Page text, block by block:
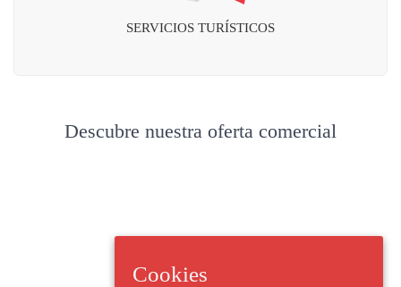
SERVICIOS TURÍSTICOS
Descubre nuestra oferta comercial
Cookies